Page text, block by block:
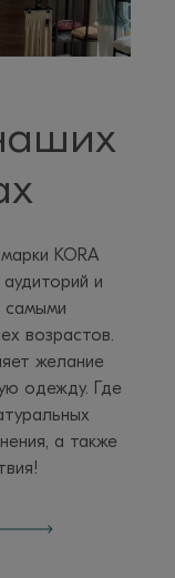
KORA
и
самыми
возрастов.
желание
одежду. Где
а также